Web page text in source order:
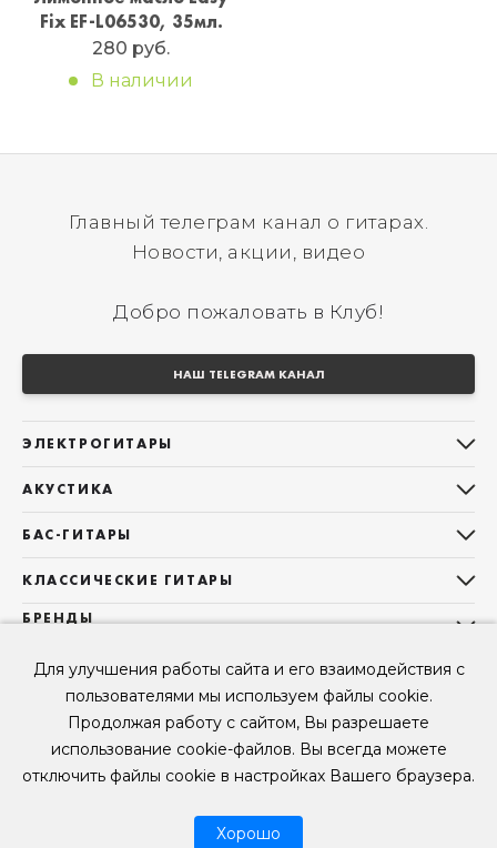
Для улучшения работы сайта и его взаимодействия с
пользователями мы используем файлы cookie.
Продолжая работу с сайтом, Вы разрешаете
использование cookie-файлов. Вы всегда можете
отключить файлы cookie в настройках Вашего браузера.
Хорошо
Fix EF-L06530, 35мл.
280 руб.
В наличии
Главный телеграм канал о гитарах.
Новости, акции, видео
Добро пожаловать в Клуб!
НАШ TELEGRAM КАНАЛ
ЭЛЕКТРОГИТАРЫ
Telecaster
Les Paul
Superstrat
АКУСТИКА
Фолки (ОМ, 000, 00)
Гранд Аудиториум
Б/У, уцененные гитары
БАС-ГИТАРЫ
Precision Bass
Б/У, уцененные гитары
КЛАССИЧЕСКИЕ ГИТАРЫ
Все классические гитары
Б/У, уцененные гитары
БРЕНДЫ
Sigma Guitars
Enya Guitars
Fender
Gibson
Контакты
Мы в Telegram
Мы в ВК
Мы в YouTube